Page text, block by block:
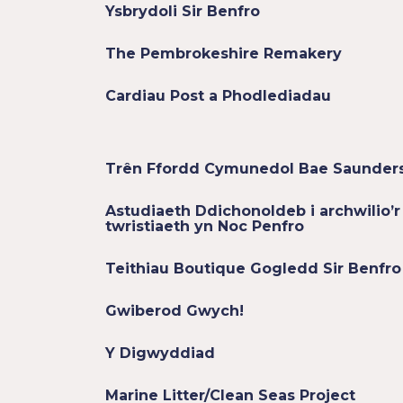
Ysbrydoli Sir Benfro
The Pembrokeshire Remakery
Cardiau Post a Phodlediadau
Trên Ffordd Cymunedol Bae
Astudiaeth Ddichonoldeb i
twristiaeth yn Noc Penfro
Teithiau Boutique Gogledd Sir Benfro
Gwiberod Gwych!
Y Digwyddiad
Marine Litter/Clean Seas Project